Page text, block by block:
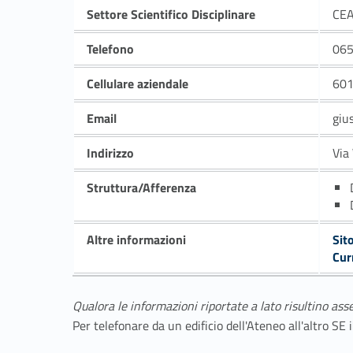
Settore Scientifico Disciplinare
Telefono
Cellulare aziendale
Email
Indirizzo
Struttura/Afferenza
Altre informazioni
Qualora le informazioni riportate a lato risultino
Per telefonare da un edificio dell'Ateneo all'altro